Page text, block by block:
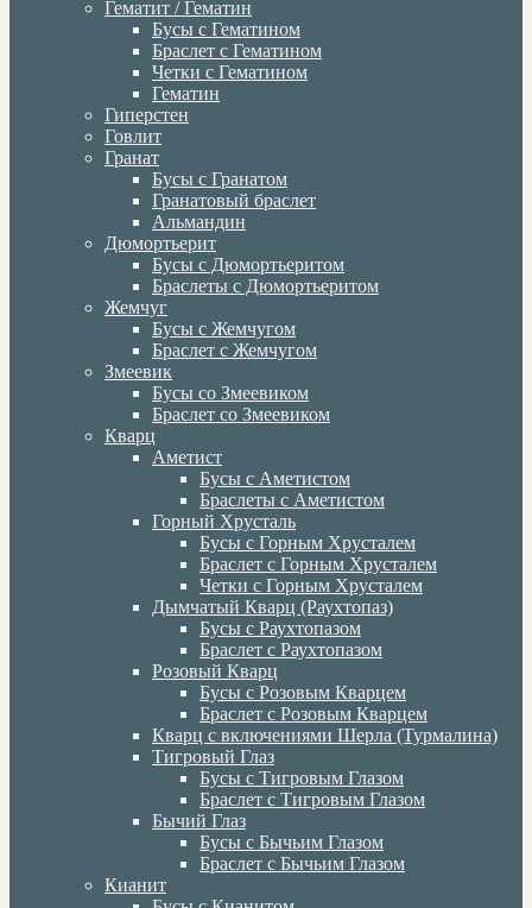
Гематит / Гематин
Бусы с Гематином
Браслет с Гематином
Четки с Гематином
Гематин
Гиперстен
Говлит
Гранат
Бусы с Гранатом
Гранатовый браслет
Альмандин
Дюмортьерит
Бусы с Дюмортьеритом
Браслеты с Дюмортьеритом
Жемчуг
Бусы с Жемчугом
Браслет с Жемчугом
Змеевик
Бусы со Змеевиком
Браслет со Змеевиком
Кварц
Аметист
Бусы с Аметистом
Браслеты с Аметистом
Горный Хрусталь
Бусы с Горным Хрусталем
Браслет с Горным Хрусталем
Четки с Горным Хрусталем
Дымчатый Кварц (Раухтопаз)
Бусы с Раухтопазом
Браслет с Раухтопазом
Розовый Кварц
Бусы с Розовым Кварцем
Браслет с Розовым Кварцем
Кварц с включениями Шерла (Турмалина)
Тигровый Глаз
Бусы с Тигровым Глазом
Браслет с Тигровым Глазом
Бычий Глаз
Бусы с Бычьим Глазом
Браслет с Бычьим Глазом
Кианит